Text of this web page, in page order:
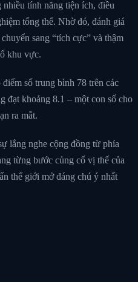
tính năng tiện ích, điều
tổng thể. Nhờ đó, đánh giá
sang “tích cực” và thậm
khu vực.
số trung bình 78 trên các
đạt khoảng 8.1 – một con số cho
ra mắt.
lắng nghe cộng đồng từ phía
từng bước củng cố vị thế của
thế giới mở đáng chú ý nhất